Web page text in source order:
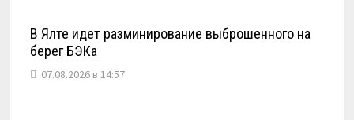
В Ялте идет разминирование выброшенного на
берег БЭКа
07.08.2026 в 14:57